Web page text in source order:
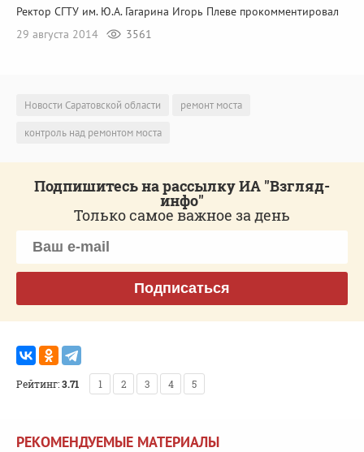
Ректор СГТУ им. Ю.А. Гагарина Игорь Плеве прокомментировал
29 августа 2014
3561
Новости Саратовской области
ремонт моста
контроль над ремонтом моста
Подпишитесь на рассылку ИА "Взгляд-
инфо"
Только самое важное за день
Подписаться
Рейтинг:3.71 1 2 3 4 5
РЕКОМЕНДУЕМЫЕ МАТЕРИАЛЫ